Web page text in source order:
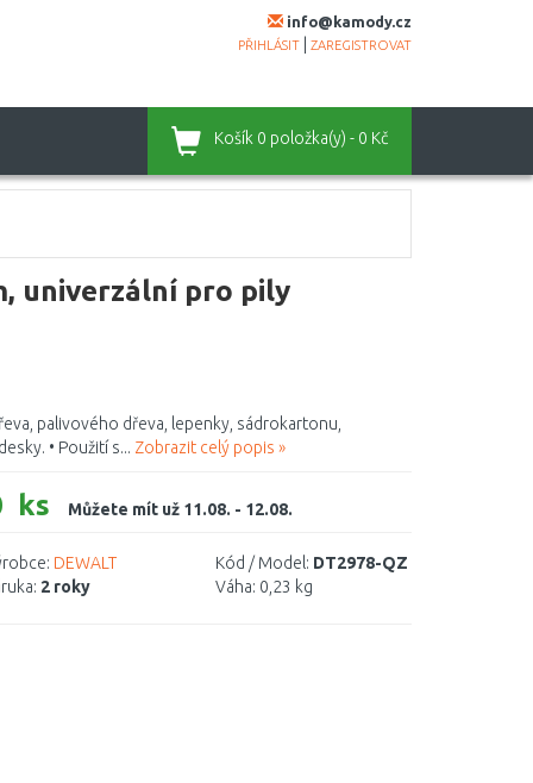
info@kamody.cz
PŘIHLÁSIT ZAREGISTROVAT
Košík 0 položka(y) - 0 Kč
univerzální pro pily
palivového dřeva, lepenky, sádrokartonu,
• Použití s... Zobrazit celý popis »
ks Můžete mít už 11.08. - 12.08.
DEWALT
2 roky
Kód / Model: DT2978-QZ
Váha: 0,23 kg